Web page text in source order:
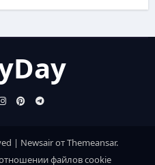
| NewsairотThemeansar.
файлов cookie